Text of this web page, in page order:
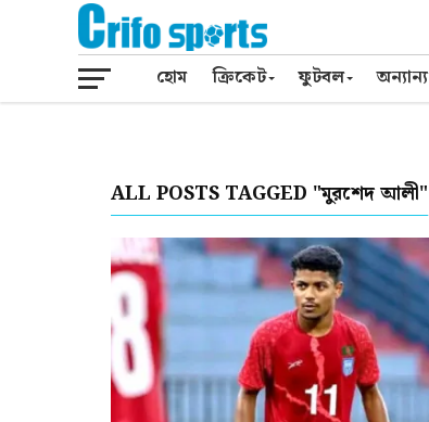
হোম ক্রিকেট ফুটবল অন্যান্য
ALL POSTS TAGGED "মুরশেদ আলী"